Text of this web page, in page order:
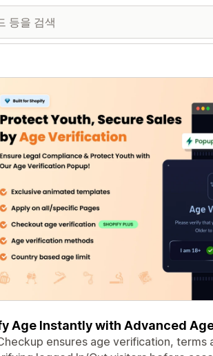
미지 갤러리
Age Instantly with Advanced
ensures age verification,